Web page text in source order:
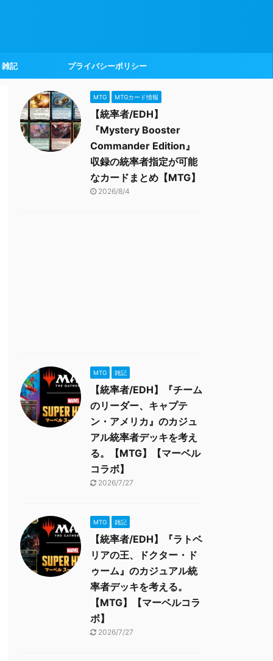
雑記 プライバシーポリシー
MTG MTGカード情報
【統率者/EDH】
『Mystery Booster
Commander Edition』
収録の統率者指定が可能
なカードまとめ【MTG】
2026/8/4
MTG 雑記
【統率者/EDH】『チーム
のリーダー、キャプテ
ン・アメリカ』のカジュ
アル統率者デッキを考え
る。【MTG】【マーベル
コラボ】
2026/7/27
MTG 雑記
【統率者/EDH】『ラトベ
リアの王、ドクター・ド
ゥーム』のカジュアル統
率者デッキを考える。
【MTG】【マーベルコラ
ボ】
2026/7/27